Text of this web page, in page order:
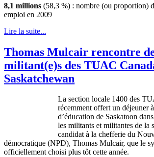
8,1 millions (58,3 %) : nombre (ou proportion)
emploi en 2009
Lire la suite...
Thomas Mulcair rencontre
militant(e)s des TUAC
Saskatchewan
La section locale 1400 des
récemment offert un déjeuner
d’éducation de Saskatoon
les militants et militantes de la
candidat à la chefferie du
démocratique (NPD), Thomas Mulcair, que le
officiellement choisi plus tôt cette année.